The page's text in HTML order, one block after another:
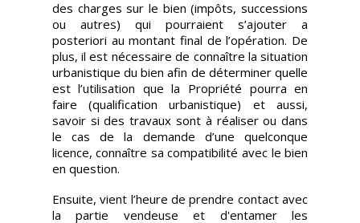
des charges sur le bien (impôts, successions
ou autres) qui pourraient s’ajouter a
posteriori au montant final de l’opération. De
plus, il est nécessaire de connaître la situation
urbanistique du bien afin de déterminer quelle
est l’utilisation que la Propriété pourra en
faire (qualification urbanistique) et aussi,
savoir si des travaux sont à réaliser ou dans
le cas de la demande d’une quelconque
licence, connaître sa compatibilité avec le bien
en question.
Ensuite, vient l’heure de prendre contact avec
la partie vendeuse et d'entamer les